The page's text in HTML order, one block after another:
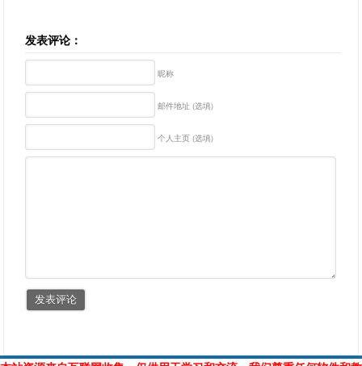
发表评论：
昵称
邮件地址 (选填)
个人主页 (选填)